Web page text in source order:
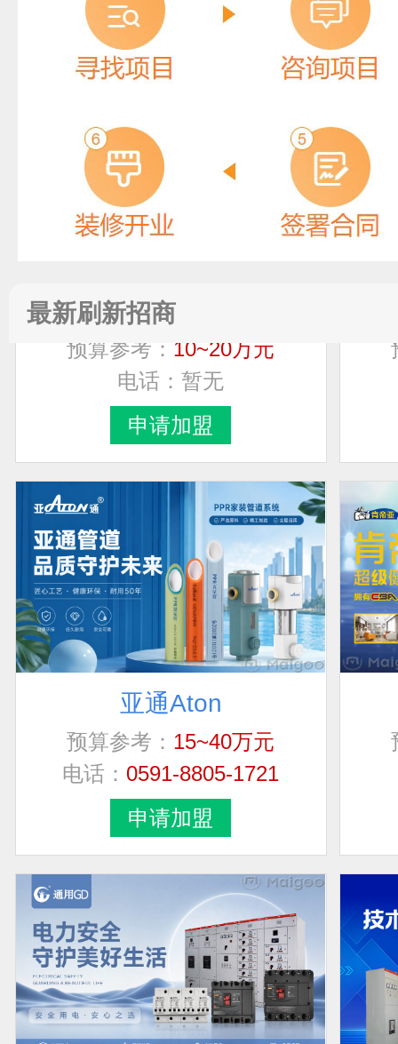
最新刷新招商
好铂力How boly
预算参考：10~20万元
电话：暂无
申请加盟
亚通Aton
电话： 0591-8805-1721
申请加盟